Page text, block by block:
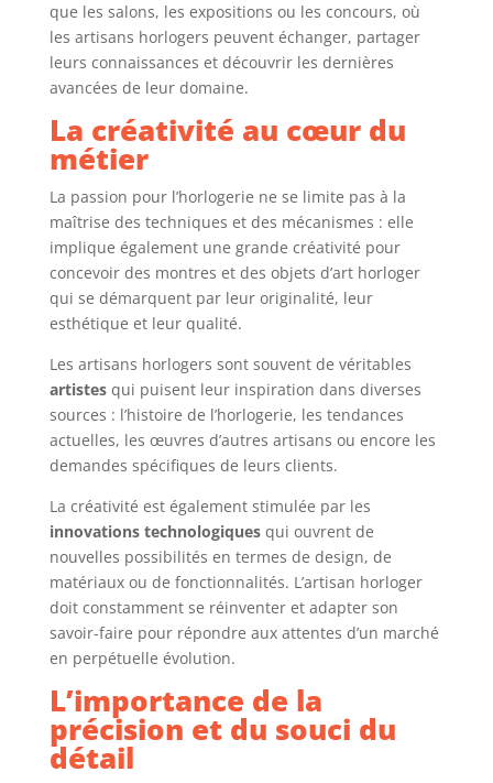
que les salons, les expositions ou les concours, où
les artisans horlogers peuvent échanger, partager
leurs connaissances et découvrir les dernières
avancées de leur domaine.
La créativité au cœur du
métier
La passion pour l’horlogerie ne se limite pas à la
maîtrise des techniques et des mécanismes : elle
implique également une grande créativité pour
concevoir des montres et des objets d’art horloger
qui se démarquent par leur originalité, leur
esthétique et leur qualité.
Les artisans horlogers sont souvent de véritables
artistesqui puisent leur inspiration dans diverses
sources : l’histoire de l’horlogerie, les tendances
actuelles, les œuvres d’autres artisans ou encore les
demandes spécifiques de leurs clients.
La créativité est également stimulée par les
innovations technologiquesqui ouvrent de
nouvelles possibilités en termes de design, de
matériaux ou de fonctionnalités. L’artisan horloger
doit constamment se réinventer et adapter son
savoir-faire pour répondre aux attentes d’un marché
en perpétuelle évolution.
L’importance de la
précision et du souci du
détail